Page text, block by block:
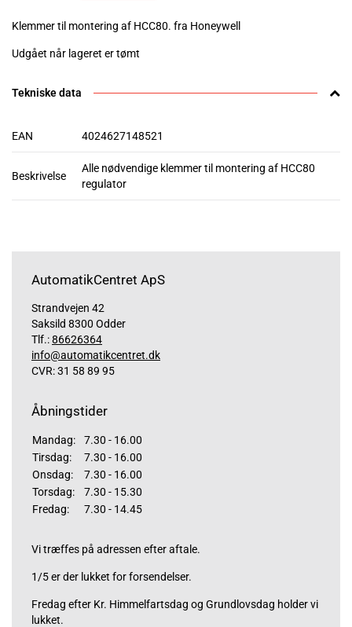
Klemmer til montering af HCC80. fra Honeywell
Udgået når lageret er tømt
Tekniske data
EAN 4024627148521
Beskrivelse
Alle nødvendige klemmer til montering af HCC80
regulator
AutomatikCentret ApS
Strandvejen 42
Saksild 8300 Odder
Tlf.:86626364
info@automatikcentret.dk
CVR: 31 58 89 95
Åbningstider
Mandag:
7.30 - 16.00
Tirsdag:
7.30 - 16.00
Onsdag:
7.30 - 16.00
Torsdag:
7.30 - 15.30
Fredag:
7.30 - 14.45
Vi træffes på adressen efter aftale.
1/5 er der lukket for forsendelser.
Fredag efter Kr. Himmelfartsdag og Grundlovsdag holder vi
lukket.